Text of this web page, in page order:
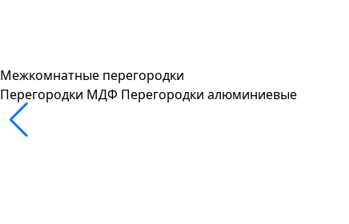
Межкомнатные перегородки
Перегородки МДФ Перегородки алюминиевые